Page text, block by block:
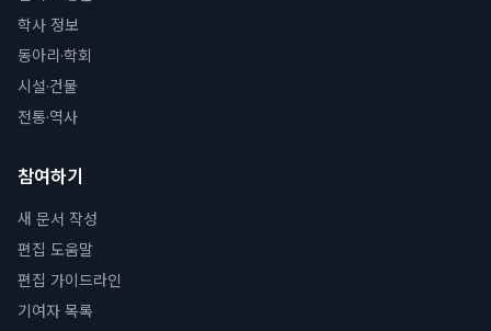
학사 정보
동아리·학회
시설·건물
전통·역사
참여하기
새 문서 작성
편집 도움말
편집 가이드라인
기여자 목록